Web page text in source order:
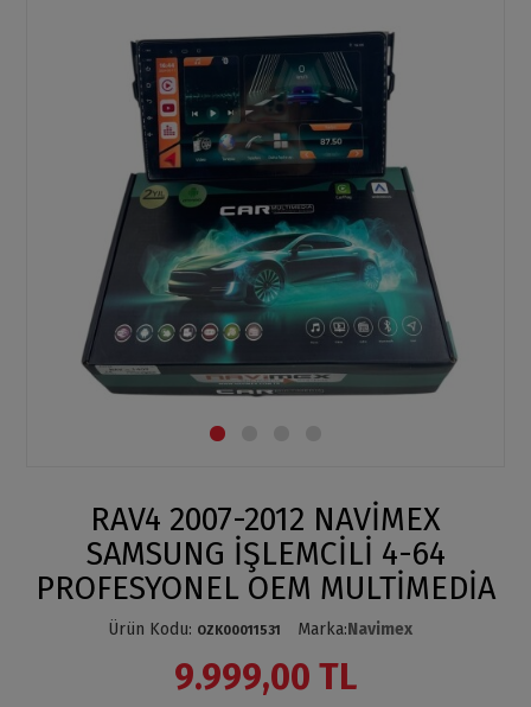
RAV4 2007-2012 NAVİMEX
SAMSUNG İŞLEMCİLİ 4-64
PROFESYONEL OEM MULTİMEDİA
Ürün Kodu: OZK00011531 Marka:Navimex
9.999,00 TL